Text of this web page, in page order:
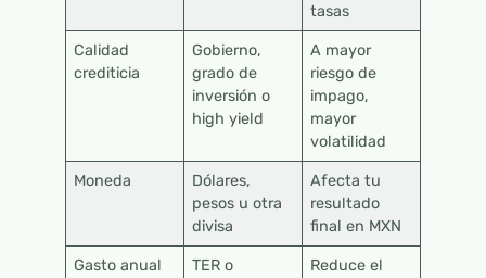
tasas
Calidad
crediticia
Gobierno,
grado de
inversión o
high yield
A mayor
riesgo de
impago,
mayor
volatilidad
Moneda
Dólares,
pesos u otra
divisa
Afecta tu
resultado
final en MXN
Gasto anual
TER o
Reduce el